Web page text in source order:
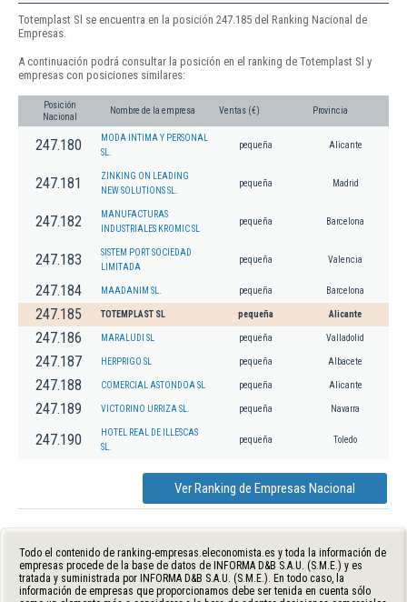
Totemplast Sl se encuentra en la posición 247.185 del Ranking Nacional de
Empresas.
A continuación podrá consultar la posición en el ranking de Totemplast Sl y
empresas con posiciones similares:
Posición
Nacional
Nombre de la empresa Ventas (€) Provincia
247.180
MODA INTIMA Y PERSONAL
SL.
pequeña Alicante
247.181
ZINKING ON LEADING
NEW SOLUTIONS SL.
pequeña Madrid
247.182
MANUFACTURAS
INDUSTRIALES KROMIC SL
pequeña Barcelona
247.183
SISTEM PORT SOCIEDAD
LIMITADA
pequeña Valencia
247.184 MAADANIM SL. pequeña Barcelona
247.185 TOTEMPLAST SL pequeña Alicante
247.186 MARALUDI SL pequeña Valladolid
247.187 HERPRIGO SL pequeña Albacete
247.188 COMERCIAL ASTONDOA SL pequeña Alicante
247.189 VICTORINO URRIZA SL. pequeña Navarra
247.190
HOTEL REAL DE ILLESCAS
SL.
pequeña Toledo
Ver Ranking de Empresas Nacional
Todo el contenido de ranking-empresas.eleconomista.es y toda la información de
empresas procede de la base de datos de INFORMA D&B S.A.U. (S.M.E.) y es
tratada y suministrada por INFORMA D&B S.A.U. (S.M.E.). En todo caso, la
información de empresas que proporcionamos debe ser tenida en cuenta sólo